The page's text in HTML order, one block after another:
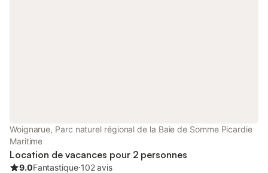
Woignarue, Parc naturel régional de la Baie de Somme Picardie
Maritime
Location de vacances pour 2 personnes
9.0Fantastique⋅102 avis